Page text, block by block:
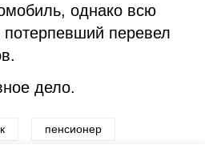
однако всю
перевел
дело.
пенсионер